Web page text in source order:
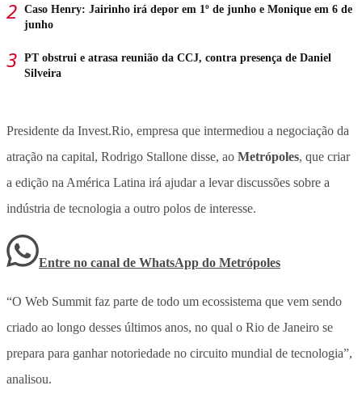
Caso Henry: Jairinho irá depor em 1º de junho e Monique em 6 de
junho
PT obstrui e atrasa reunião da CCJ, contra presença de Daniel
Silveira
Presidente da Invest.Rio, empresa que intermediou a negociação da
atração na capital, Rodrigo Stallone disse, ao Metrópoles, que criar
a edição na América Latina irá ajudar a levar discussões sobre a
indústria de tecnologia a outro polos de interesse.
Entre no canal de WhatsApp do Metrópoles
“O Web Summit faz parte de todo um ecossistema que vem sendo
criado ao longo desses últimos anos, no qual o Rio de Janeiro se
prepara para ganhar notoriedade no circuito mundial de tecnologia”,
analisou.